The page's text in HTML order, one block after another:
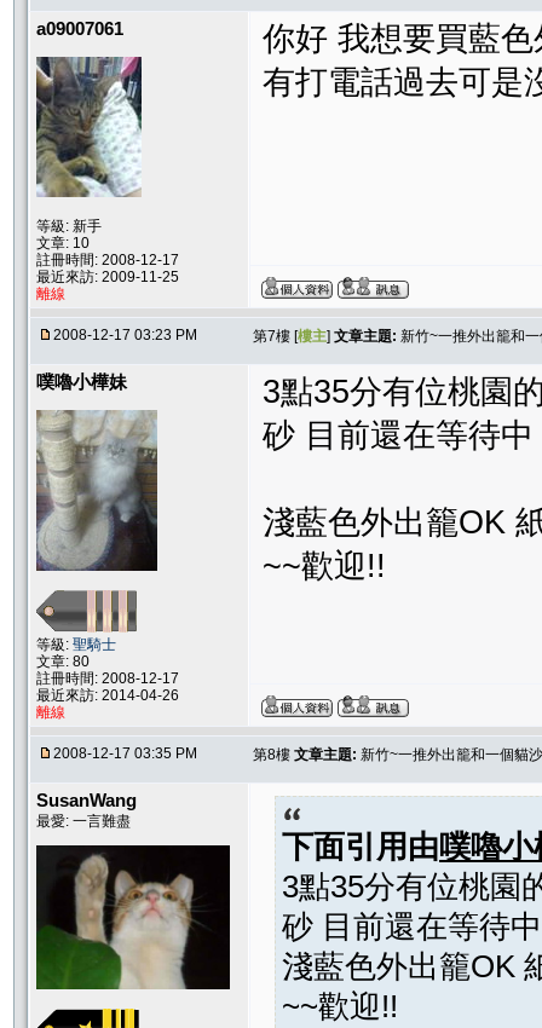
a09007061
等級: 新手
文章: 10
註冊時間: 2008-12-17
最近來訪: 2009-11-25
離線
你好 我想要買藍
有打電話過去可是
2008-12-17 03:23 PM 第7樓 [樓主] 文章主題: 新竹~一推外出籠和
噗嚕小樺妹
等級: 聖騎士
文章: 80
註冊時間: 2008-12-17
最近來訪: 2014-04-26
離線
3點35分有位桃園
砂 目前還在等待中
淺藍色外出籠OK
~~歡迎!!
2008-12-17 03:35 PM 第8樓 文章主題: 新竹~一推外出籠和一個貓
SusanWang
最愛: 一言難盡
下面引用由噗嚕
3點35分有位桃園
砂 目前還在等待中
淺藍色外出籠OK
~~歡迎!!